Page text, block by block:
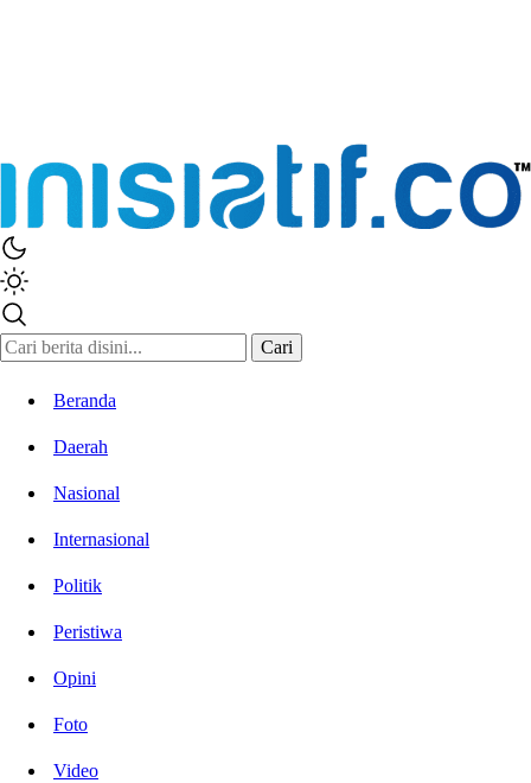
Cari
Beranda
Daerah
Nasional
Internasional
Politik
Peristiwa
Opini
Foto
Video